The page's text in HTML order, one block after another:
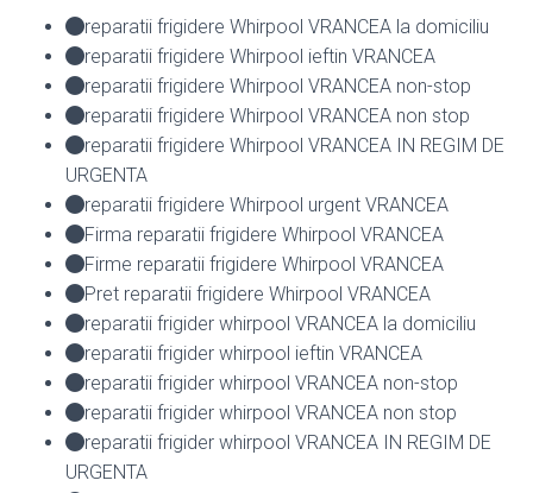
reparatii frigidere Whirpool VRANCEA la domiciliu
reparatii frigidere Whirpool ieftin VRANCEA
reparatii frigidere Whirpool VRANCEA non-stop
reparatii frigidere Whirpool VRANCEA non stop
reparatii frigidere Whirpool VRANCEA IN REGIM DE
URGENTA
reparatii frigidere Whirpool urgent VRANCEA
Firma reparatii frigidere Whirpool VRANCEA
Firme reparatii frigidere Whirpool VRANCEA
Pret reparatii frigidere Whirpool VRANCEA
reparatii frigider whirpool VRANCEA la domiciliu
reparatii frigider whirpool ieftin VRANCEA
reparatii frigider whirpool VRANCEA non-stop
reparatii frigider whirpool VRANCEA non stop
reparatii frigider whirpool VRANCEA IN REGIM DE
URGENTA